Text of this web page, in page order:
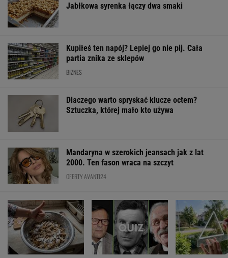
Jabłkowa syrenka łączy dwa smaki
Kupiłeś ten napój? Lepiej go nie pij. Cała
partia znika ze sklepów
BIZNES
Dlaczego warto spryskać klucze octem?
Sztuczka, której mało kto używa
Mandaryna w szerokich jeansach jak z lat
2000. Ten fason wraca na szczyt
OFERTY AVANTI24